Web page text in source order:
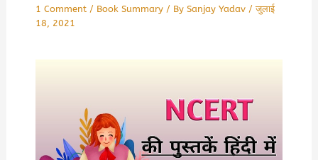
1 Comment / Book Summary/ By Sanjay Yadav /जुलाई
18, 2021